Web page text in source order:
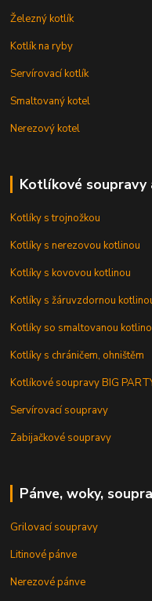
Železný kotlík
Kotlík na ryby
Servírovací kotlík
Smaltovaný kotel
Nerezový kotel
Kotlíkové soupravy
Kotlíky s trojnožkou
Kotlíky s nerezovou kotlinou
Kotlíky s kovovou kotlinou
Kotlíky s žáruvzdornou
Kotlíky so smaltovanou
Kotlíky s chráničem, ohništěm
Kotlíkové soupravy BIG
Servírovací soupravy
Zabijačkové soupravy
Pánve, woky,
Grilovací soupravy
Litinové pánve
Nerezové pánve